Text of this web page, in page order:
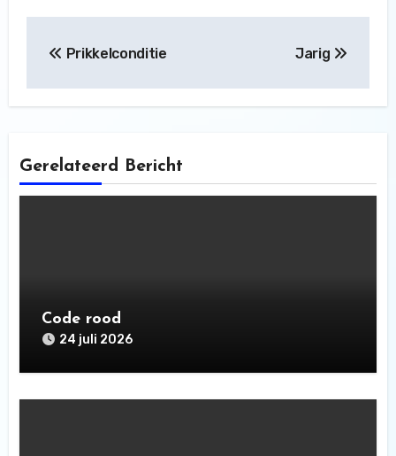
Prikkelconditie Jarig
Gerelateerd Bericht
Code rood
24 juli 2026